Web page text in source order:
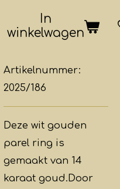
In
winkelwagen
Artikelnummer:
2025/186
Deze wit gouden
parel ring is
gemaakt van 14
karaat goud.Door